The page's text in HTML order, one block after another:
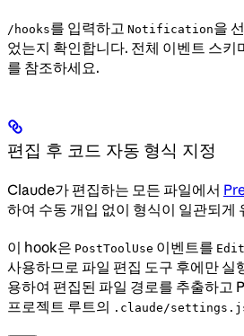
/hooks를 입력하고 Notification을
었는지 확인합니다. 전체 이벤트 스키
를 참조하세요.
편집 후 코드 자동 형식 지정
Claude가 편집하는 모든 파일에서
하여 수동 개입 없이 형식이 일관되게
이 hook은 PostToolUse 이벤트를
사용하므로 파일 편집 도구 후에만 실
용하여 편집된 파일 경로를 추출하고
프로젝트 루트의 .claude/